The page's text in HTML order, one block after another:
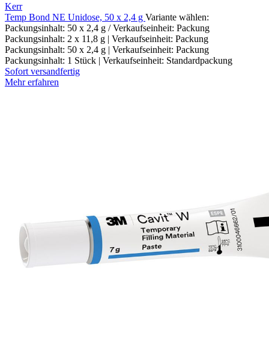
Kerr
Temp Bond NE Unidose, 50 x 2,4 g Variante wählen:
Packungsinhalt: 50 x 2,4 g / Verkaufseinheit: Packung
Packungsinhalt: 2 x 11,8 g | Verkaufseinheit: Packung
Packungsinhalt: 50 x 2,4 g | Verkaufseinheit: Packung
Packungsinhalt: 1 Stück | Verkaufseinheit: Standardpackung
Sofort versandfertig
Mehr erfahren